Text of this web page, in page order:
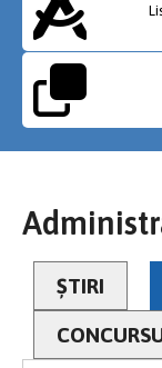
ȘTIRI